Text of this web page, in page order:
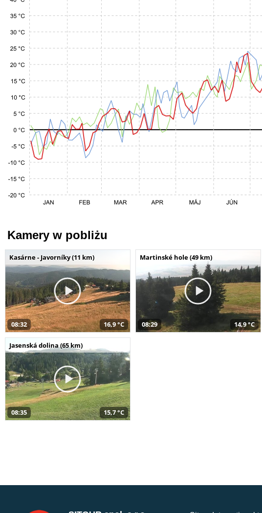
Kamery w pobliżu
Kasárne - Javorníky (11 km)
08:32 16,9 °C
Martinské hole (49 km)
08:29 14,9 °C
Jasenská dolina (65 km)
08:35 15,7 °C